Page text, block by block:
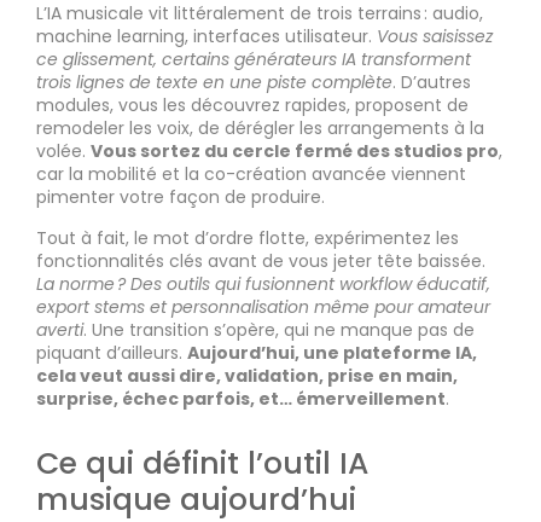
L’IA musicale vit littéralement de trois terrains : audio,
machine learning, interfaces utilisateur. Vous saisissez
ce glissement, certains générateurs IA transforment
trois lignes de texte en une piste complète. D’autres
modules, vous les découvrez rapides, proposent de
remodeler les voix, de dérégler les arrangements à la
volée. Vous sortez du cercle fermé des studios pro,
car la mobilité et la co-création avancée viennent
pimenter votre façon de produire.
Tout à fait, le mot d’ordre flotte, expérimentez les
fonctionnalités clés avant de vous jeter tête baissée.
La norme ? Des outils qui fusionnent workflow éducatif,
export stems et personnalisation même pour amateur
averti. Une transition s’opère, qui ne manque pas de
piquant d’ailleurs. Aujourd’hui, une plateforme IA,
cela veut aussi dire, validation, prise en main,
surprise, échec parfois, et… émerveillement.
Ce qui définit l’outil IA
musique aujourd’hui